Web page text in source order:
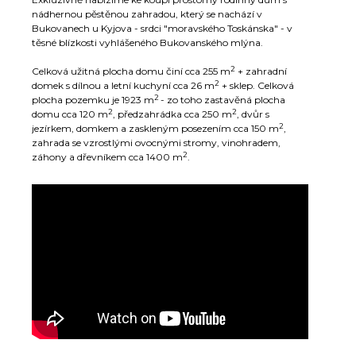
nádhernou pěstěnou zahradou, který se nachází v
Bukovanech u Kyjova - srdci "moravského Toskánska" - v
těsné blízkosti vyhlášeného Bukovanského mlýna.
Celková užitná plocha domu činí cca 255 m2 + zahradní
domek s dílnou a letní kuchyní cca 26 m2 + sklep. Celková
plocha pozemku je 1923 m2 - zo toho zastavěná plocha
domu cca 120 m2, předzahrádka cca 250 m2, dvůr s
jezírkem, domkem a zaskleným posezením cca 150 m2,
zahrada se vzrostlými ovocnými stromy, vinohradem,
záhony a dřevníkem cca 1400 m2.